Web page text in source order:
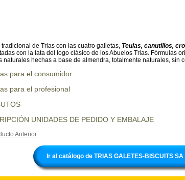
tradicional de Trias con las cuatro galletas, Teulas, canutillos,
con la lata del logo clásico de los Abuelos Trias. Fórmulas
naturales hechas a base de almendra, totalmente naturales, sin
para el consumidor
para el profesional
UNIDADES DE PEDIDO Y EMBALAJE
Anterior
Ir al catálogo de TRIAS GALETES-BISCUITS SA